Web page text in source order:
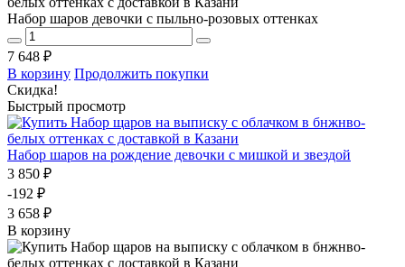
Набор шаров девочки с пыльно-розовых оттенках
7 648 ₽
В корзину Продолжить покупки
Скидка!
Быстрый просмотр
Набор шаров на рождение девочки с мишкой и звездой
3 850 ₽
-192 ₽
3 658 ₽
В корзину